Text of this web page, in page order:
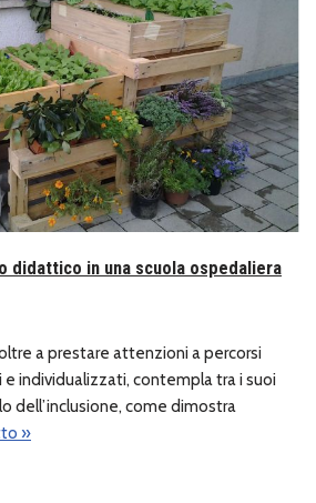
didattico in una scuola ospedaliera
a prestare attenzioni a percorsi
individualizzati, contempla tra i suoi
dell’inclusione, come dimostra
»